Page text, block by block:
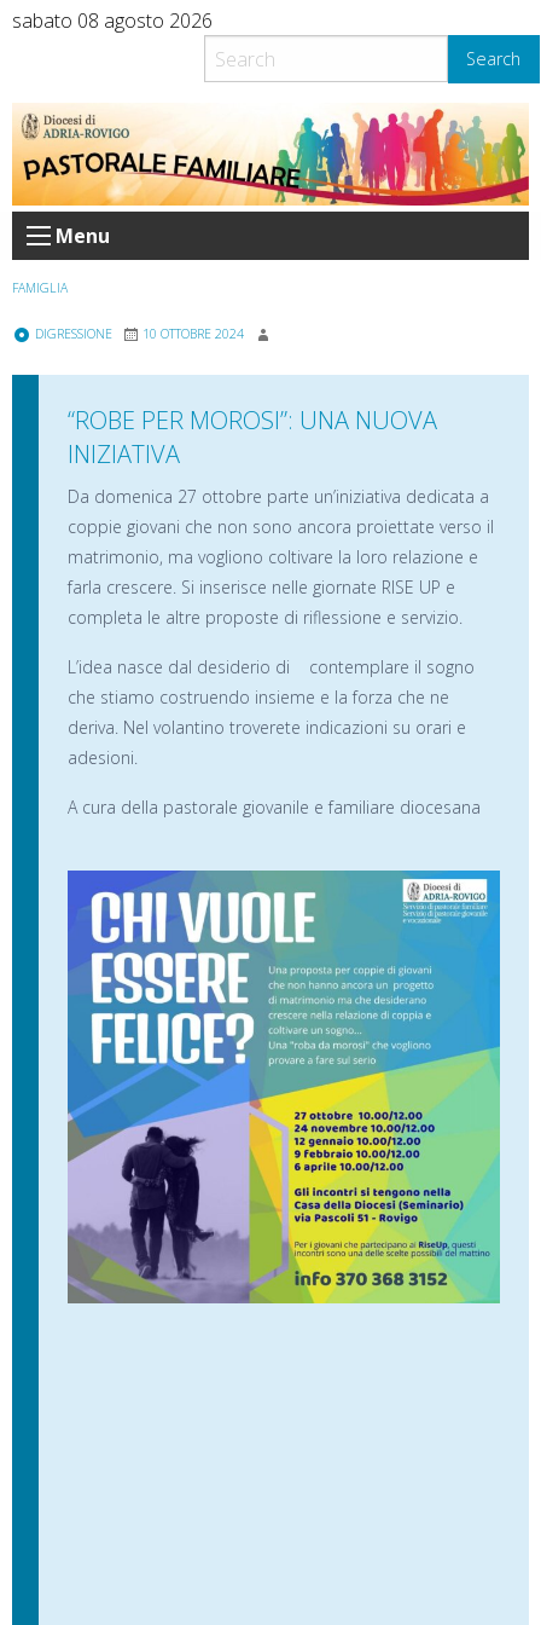
Skipsabato 08 agosto 2026
Search
Menu
FAMIGLIA
DIGRESSIONE 10 OTTOBRE 2024
“ROBE PER MOROSI”: UNA NUOVA
INIZIATIVA
Da domenica 27 ottobre parte un’iniziativa dedicata a
coppie giovani che non sono ancora proiettate verso il
matrimonio, ma vogliono coltivare la loro relazione e
farla crescere. Si inserisce nelle giornate RISE UP e
completa le altre proposte di riflessione e servizio.
L’idea nasce dal desiderio di contemplare il sogno
che stiamo costruendo insieme e la forza che ne
deriva. Nel volantino troverete indicazioni su orari e
adesioni.
A cura della pastorale giovanile e familiare diocesana